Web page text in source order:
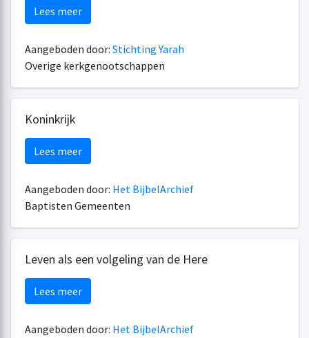
Lees meer
Aangeboden door: Stichting Yarah
Overige kerkgenootschappen
Koninkrijk
Lees meer
Aangeboden door: Het BijbelArchief
Baptisten Gemeenten
Leven als een volgeling van de Here
Lees meer
Aangeboden door: Het BijbelArchief